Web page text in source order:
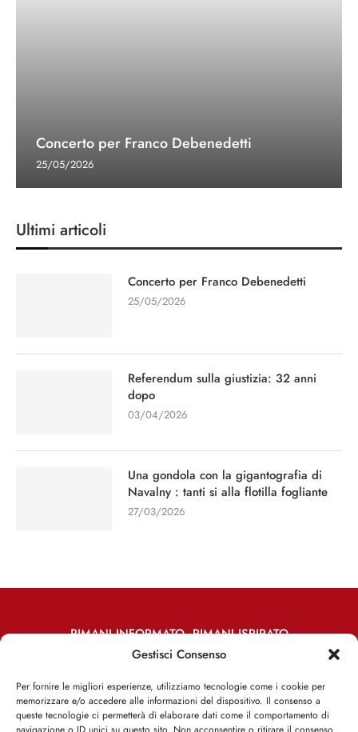
Gestisci Consenso
Per fornire le migliori esperienze, utilizziamo tecnologie come i cookie per
memorizzare e/o accedere alle informazioni del dispositivo. Il consenso a
queste tecnologie ci permetterà di elaborare dati come il comportamento di
Concerto per Franco Debenedetti
25/05/2026
Ultimi articoli
Concerto per Franco Debenedetti
25/05/2026
Referendum sulla giustizia: 32 anni
dopo
03/04/2026
Una gondola con la gigantografia di
Navalny : tanti si alla flotilla fogliante
27/03/2026
RIMANI INFORMATO, RIMANI ISPIRATO
Iscriviti alla Newsletter
ISCRIVITI ADESSO